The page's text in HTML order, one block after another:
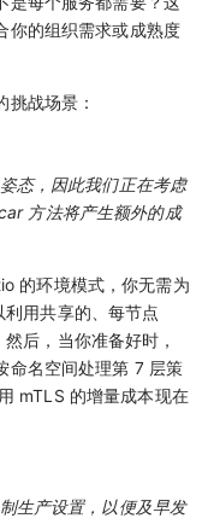
你的组织需求或成熟度
战场景：
态，因此我们正在考虑
方法将产生额外的成
的环境模式，你无需为
用共享的、每节点
后，当你准备好时，
命名空间处理第 7 层策
mTLS 的增量成本现在
生产设置，以便及早发